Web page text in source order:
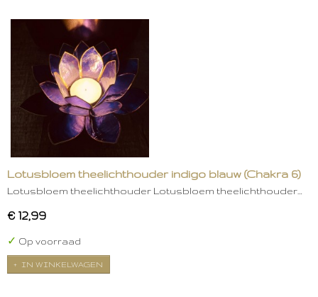
Lotusbloem theelichthouder indigo blauw (Chakra 6)
Lotusbloem theelichthouder Lotusbloem theelichthouder…
€ 12,99
✓ Op voorraad
IN WINKELWAGEN